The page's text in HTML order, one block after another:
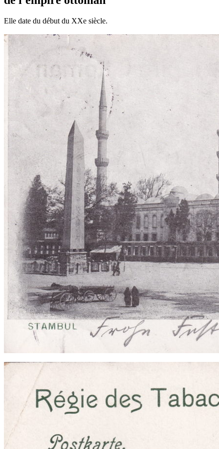
Elle date du début du XXe siècle.